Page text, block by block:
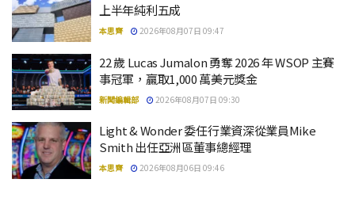
上半年純利五成
本思齊 2026年08月07日 09:47
22 歲 Lucas Jumalon 勇奪 2026 年 WSOP 主賽
事冠軍，贏取1,000 萬美元獎金
新聞編輯部 2026年08月07日 09:30
Light & Wonder 委任行業資深從業員Mike
Smith 出任亞洲區董事總經理
本思齊 2026年08月06日 09:46